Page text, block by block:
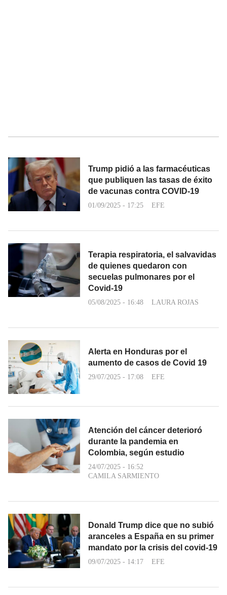
Trump pidió a las farmacéuticas
que publiquen las tasas de éxito
de vacunas contra COVID-19
01/09/2025 - 17:25 EFE
Terapia respiratoria, el salvavidas
de quienes quedaron con
secuelas pulmonares por el
Covid-19
05/08/2025 - 16:48 LAURA ROJAS
Alerta en Honduras por el
aumento de casos de Covid 19
29/07/2025 - 17:08 EFE
Atención del cáncer deterioró
durante la pandemia en
Colombia, según estudio
24/07/2025 - 16:52
CAMILA SARMIENTO
Donald Trump dice que no subió
aranceles a España en su primer
mandato por la crisis del covid-19
09/07/2025 - 14:17 EFE